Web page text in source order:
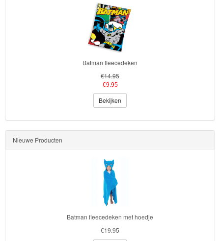
Batman fleecedeken
€14.95
€9.95
Bekijken
Nieuwe Producten
Batman fleecedeken met hoedje
€19.95